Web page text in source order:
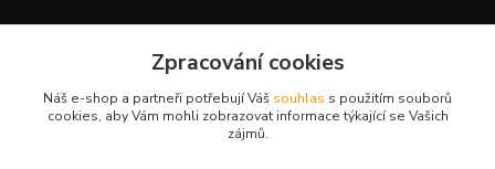
+420774877333
obchod@zipsy.cz
Zpracování cookies
Náš e-shop a partneři potřebují Váš souhlas s použitím souborů
cookies, aby Vám mohli zobrazovat informace týkající se Vašich
zájmů.